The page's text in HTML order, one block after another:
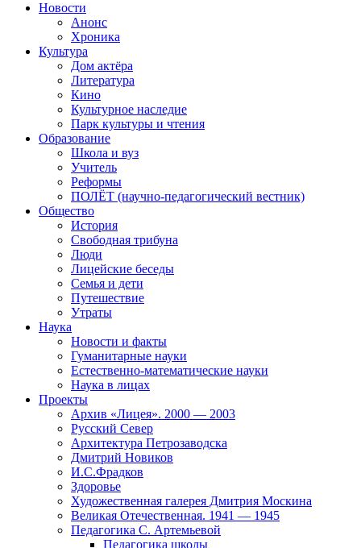
Новости
Анонс
Хроника
Культура
Дом актёра
Литература
Кино
Культурное наследие
Парк культуры и чтения
Образование
Школа и вуз
Учитель
Реформы
ПОЛЁТ (научно-педагогический вестник)
Общество
История
Свободная трибуна
Люди
Лицейские беседы
Семья и дети
Путешествие
Утраты
Наука
Новости и факты
Гуманитарные науки
Естественно-математические науки
Наука в лицах
Проекты
Архив «Лицея». 2000 — 2003
Русский Север
Архитектура Петрозаводска
Дмитрий Новиков
И.С.Фрадков
Здоровье
Художественная галерея Дмитрия Москина
Великая Отечественная. 1941 — 1945
Педагогика С. Артемьевой
Педагогика школы